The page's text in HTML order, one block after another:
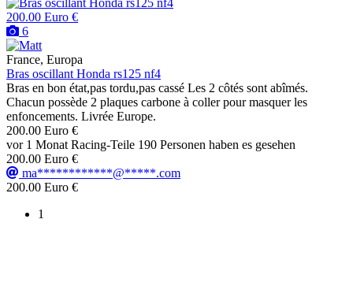
200.00 Euro €
6
France, Europa
Bras oscillant Honda rs125 nf4
Bras en bon état,pas tordu,pas cassé Les 2 côtés sont abîmés.
Chacun possède 2 plaques carbone à coller pour masquer les
enfoncements. Livrée Europe.
200.00 Euro €
vor 1 Monat Racing-Teile 190 Personen haben es gesehen
200.00 Euro €
ma************@*****.com
200.00 Euro €
1